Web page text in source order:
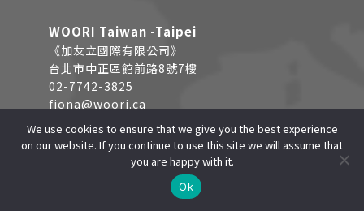
WOORI Taiwan -Taipei
《加友立國際有限公司》
台北市中正區館前路8號7樓
02-7742-3825
fiona@woori.ca
台灣 - 高雄分部
We use cookies to ensure that we give you the best experience
on our website. If you continue to use this site we will assume that
you are happy with it.
Ok
線上諮詢